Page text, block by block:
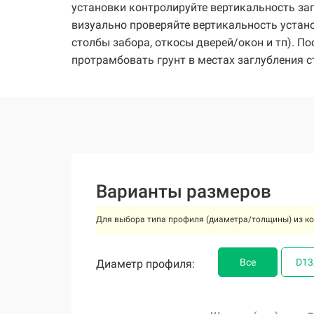
установки контролируйте вертикальность
визуально проверяйте вертикальность
столбы забора, откосы дверей/окон и тп).
протрамбовать грунт в местах заглубления
Варианты размеров
Для выбора типа профиля (диаметра/толщины) из
Диаметр профиля: Все
Диаметр профиля: Все
Диаметр профиля: Все
Диаметр профиля: Все
Диаметр профиля: Все
Диаметр профиля: Все
Диаметр профиля: Все